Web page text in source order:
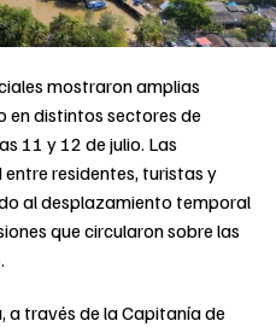
mostraron amplias
en distintos sectores de
11 y 12 de julio. Las
residentes, turistas y
al desplazamiento temporal
que circularon sobre las
a través de la Capitanía de